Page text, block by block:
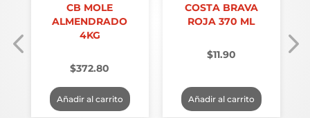
CB MOLE
ALMENDRADO
4KG
$372.80
Añadir al carrito
COSTA BRAVA
ROJA 370 ML
$11.90
Añadir al carrito